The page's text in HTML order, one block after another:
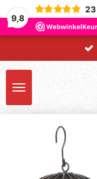
9,8
23